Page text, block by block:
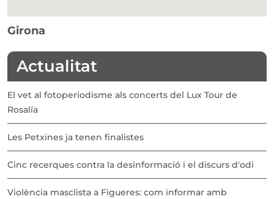
Girona
Actualitat
El vet al fotoperiodisme als concerts del Lux Tour de
Rosalía
Les Petxines ja tenen finalistes
Cinc recerques contra la desinformació i el discurs d'odi
Violència masclista a Figueres: com informar amb